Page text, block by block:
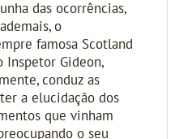
das ocorrências,
o
famosa Scotland
Inspetor Gideon,
conduz as
a elucidação dos
que vinham
o seu